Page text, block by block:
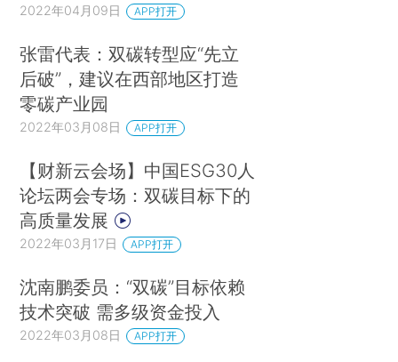
2022年04月09日 APP打开
张雷代表：双碳转型应“先立
后破”，建议在西部地区打造
零碳产业园
2022年03月08日 APP打开
【财新云会场】中国ESG30人
论坛两会专场：双碳目标下的
高质量发展
2022年03月17日 APP打开
沈南鹏委员：“双碳”目标依赖
技术突破 需多级资金投入
2022年03月08日 APP打开